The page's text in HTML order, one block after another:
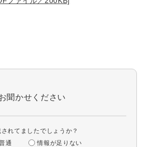
聞かせください
れてましたでしょうか？
通 情報が足りない